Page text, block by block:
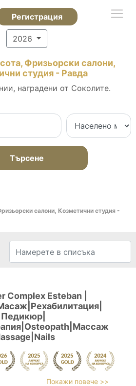
Регистрация
2026
Фризьорски салони,
студия - Равда
наградени от Соколите.
Търсене
салони, Козметични студия -
Complex Esteban |
Покажи повече >>